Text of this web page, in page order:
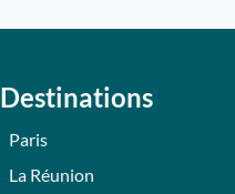
Destinations
Paris
La Réunion